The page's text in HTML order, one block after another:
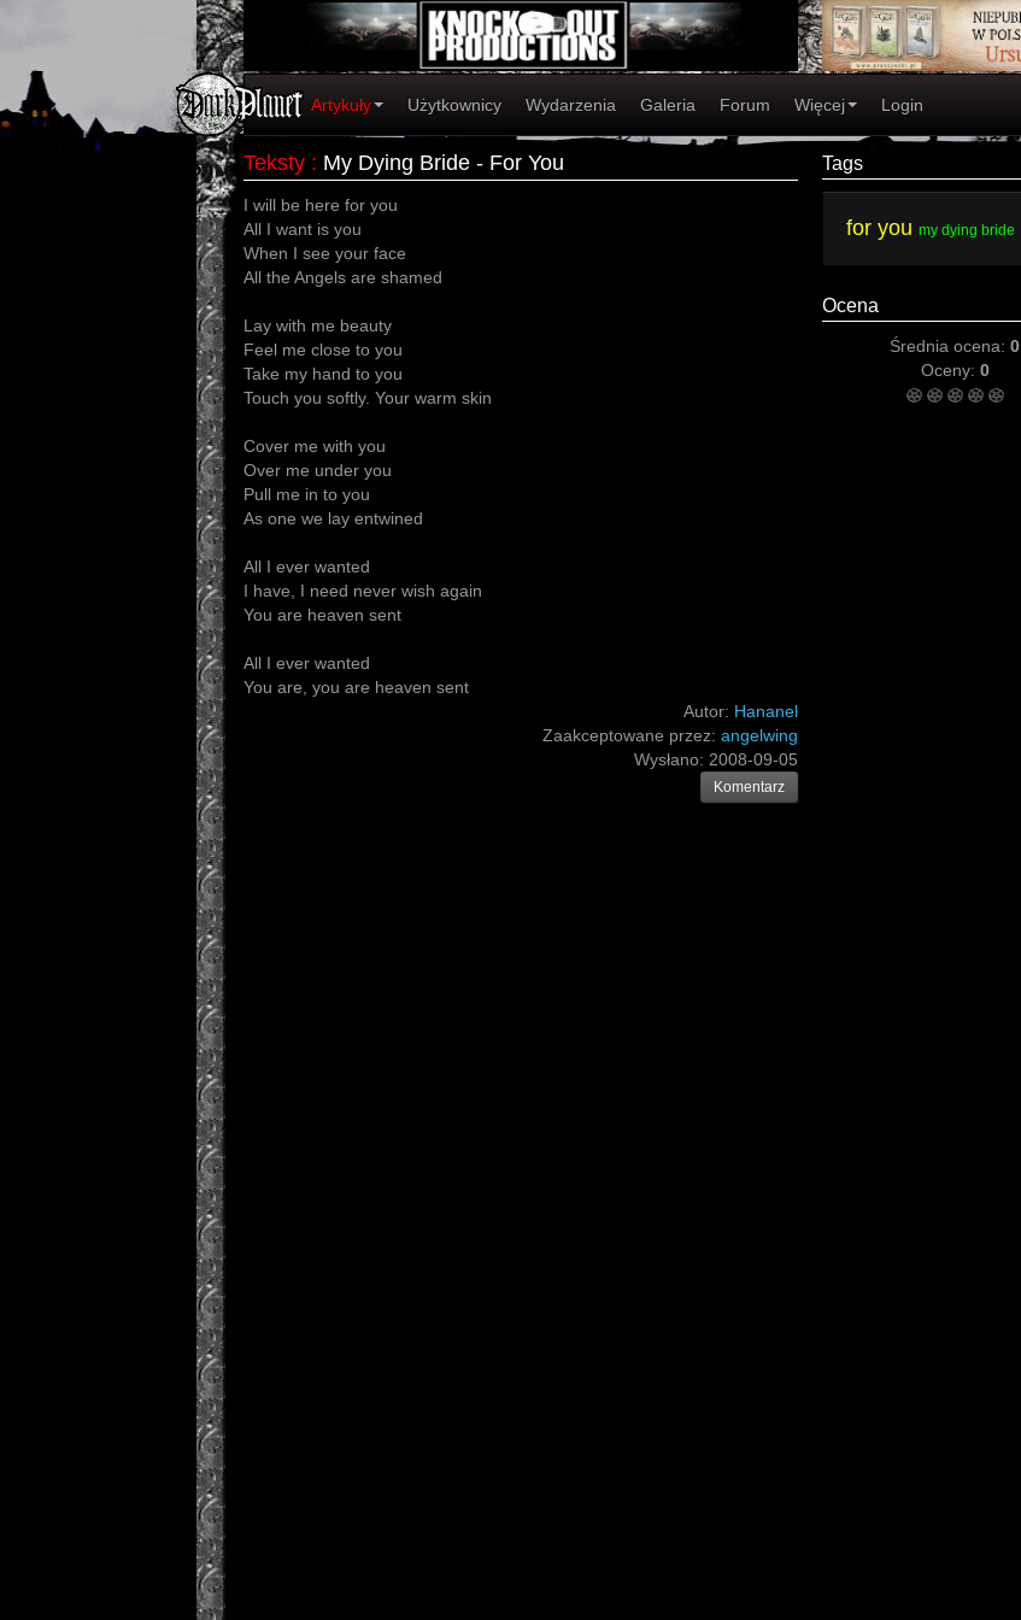
Artykuły Użytkownicy Wydarzenia Galeria Forum Więcej Login
Teksty : My Dying Bride - For You
I will be here for you
All I want is you
When I see your face
All the Angels are shamed
Lay with me beauty
Feel me close to you
Take my hand to you
Touch you softly. Your warm skin
Cover me with you
Over me under you
Pull me in to you
As one we lay entwined
All I ever wanted
I have, I need never wish again
You are heaven sent
All I ever wanted
You are, you are heaven sent
Autor: Hananel
Zaakceptowane przez: angelwing
Wysłano: 2008-09-05
Komentarz
Tags
for you my dying bride
Ocena
Średnia ocena: 0
Oceny: 0